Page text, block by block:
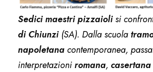
Sedici maestri pizzaiolisi
di Chiunzi(SA). Dalla scuola
napoletanacontemporanea,
interpretazioniromana, casertana